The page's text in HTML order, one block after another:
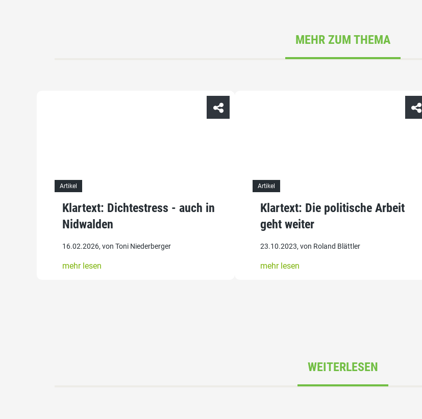
MEHR ZUM THEMA
Artikel
Klartext: Dichtestress - auch in
Nidwalden
16.02.2026, von Toni Niederberger
mehr lesen
Artikel
Klartext: Die politische Arbeit
geht weiter
23.10.2023, von Roland Blättler
mehr lesen
WEITERLESEN